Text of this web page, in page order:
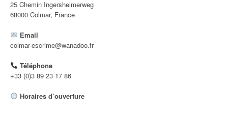
o
n
d
'
a
25 Chemin Ingersheimerweg
68000 Colmar, France
Email
colmar-escrime@wanadoo.fr
Téléphone
+33 (0)3 89 23 17 86
Horaires d’ouverture